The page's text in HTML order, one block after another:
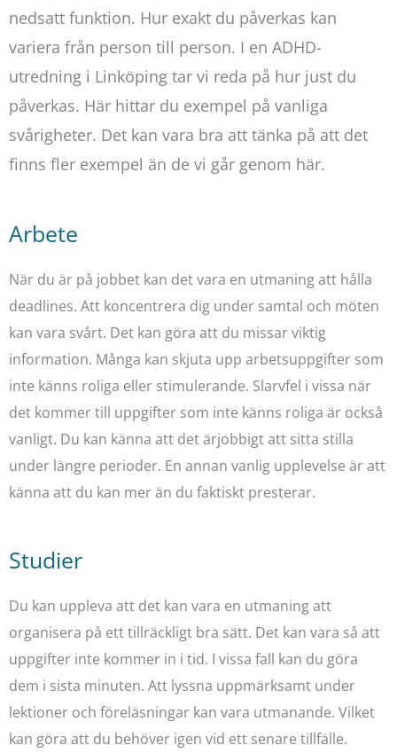
nedsatt funktion. Hur exakt du påverkas kan
variera från person till person. I en ADHD-
utredning i Linköping tar vi reda på hur just du
påverkas. Här hittar du exempel på vanliga
svårigheter. Det kan vara bra att tänka på att det
finns fler exempel än de vi går genom här.
Arbete
När du är på jobbet kan det vara en utmaning att hålla
deadlines. Att koncentrera dig under samtal och möten
kan vara svårt. Det kan göra att du missar viktig
information. Många kan skjuta upp arbetsuppgifter som
inte känns roliga eller stimulerande. Slarvfel i vissa när
det kommer till uppgifter som inte känns roliga är också
vanligt. Du kan känna att det ärjobbigt att sitta stilla
under längre perioder. En annan vanlig upplevelse är att
känna att du kan mer än du faktiskt presterar.
Studier
Du kan uppleva att det kan vara en utmaning att
organisera på ett tillräckligt bra sätt. Det kan vara så att
uppgifter inte kommer in i tid. I vissa fall kan du göra
dem i sista minuten. Att lyssna uppmärksamt under
lektioner och föreläsningar kan vara utmanande. Vilket
kan göra att du behöver igen vid ett senare tillfälle.